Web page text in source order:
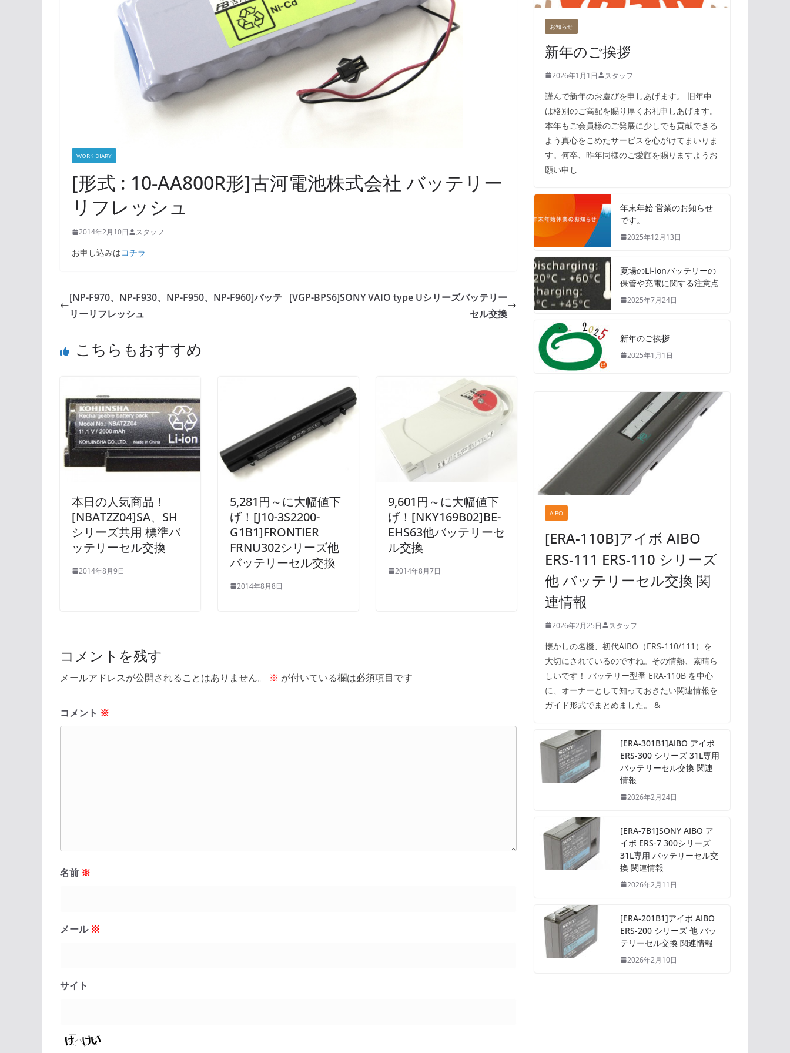
WORK DIARY
[形式 : 10-AA800R形]古河電池株式会社 バッテリー
リフレッシュ
2014年2月10日 スタッフ
お申し込みはコチラ
[NP-F970、NP-F930、NP-F950、NP-F960]バッテ
リーリフレッシュ
[VGP-BPS6]SONY VAIO type Uシリーズバッテリー
セル交換
こちらもおすすめ
本日の人気商品！
[NBATZZ04]SA、SH
シリーズ共用 標準バ
ッテリーセル交換
2014年8月9日
5,281円～に大幅値下
げ！[J10-3S2200-
G1B1]FRONTIER
FRNU302シリーズ他
バッテリーセル交換
2014年8月8日
9,601円～に大幅値下
げ！[NKY169B02]BE-
EHS63他バッテリーセ
ル交換
2014年8月7日
コメントを残す
メールアドレスが公開されることはありません。 ※ が付いている欄は必須項目です
コメント ※
名前 ※
メール ※
サイト
お知らせ
新年のご挨拶
2026年1月1日 スタッフ
謹んで新年のお慶びを申しあげます。 旧年中
は格別のご高配を賜り厚くお礼申しあげます。
本年もご会員様のご発展に少しでも貢献できる
よう真心をこめたサービスを心がけてまいりま
す。何卒、昨年同様のご愛顧を賜りますようお
願い申し
年末年始 営業のお知らせ
です。
2025年12月13日
夏場のLi-ionバッテリーの
保管や充電に関する注意点
2025年7月24日
新年のご挨拶
2025年1月1日
AIBO
[ERA-110B]アイボ AIBO
ERS-111 ERS-110 シリーズ
他 バッテリーセル交換 関
連情報
2026年2月25日 スタッフ
懐かしの名機、初代AIBO（ERS-110/111）を
大切にされているのですね。その情熱、素晴ら
しいです！ バッテリー型番 ERA-110B を中心
に、オーナーとして知っておきたい関連情報を
ガイド形式でまとめました。 &
[ERA-301B1]AIBO アイボ
ERS-300 シリーズ 31L専用
バッテリーセル交換 関連
情報
2026年2月24日
[ERA-7B1]SONY AIBO ア
イボ ERS-7 300シリーズ
31L専用 バッテリーセル交
換 関連情報
2026年2月11日
[ERA-201B1]アイボ AIBO
ERS-200 シリーズ 他 バッ
テリーセル交換 関連情報
2026年2月10日